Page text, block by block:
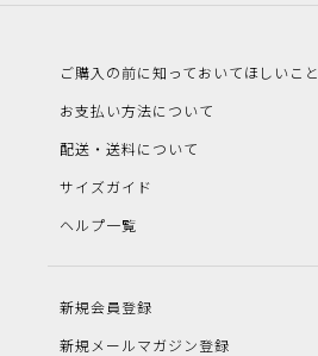
ご購入の前に知っておいてほしいこと
お支払い方法について
配送・送料について
サイズガイド
ヘルプ一覧
新規会員登録
新規メールマガジン登録